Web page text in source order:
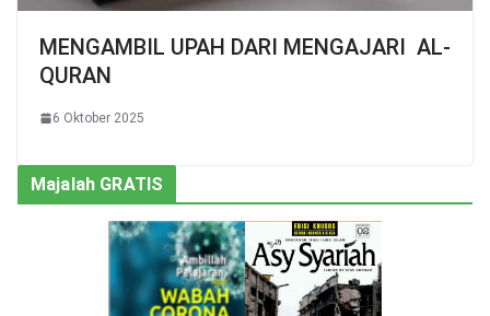
MENGAMBIL UPAH DARI MENGAJARI AL-
QURAN
6 Oktober 2025
Majalah GRATIS